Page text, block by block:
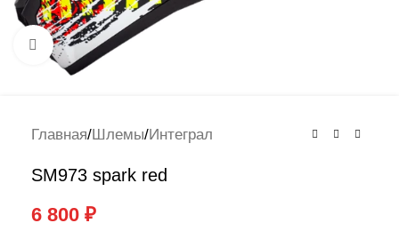
Нажмите, чтобы увеличить
Главная/Шлемы/Интеграл
SM973 spark red
6 800 ₽